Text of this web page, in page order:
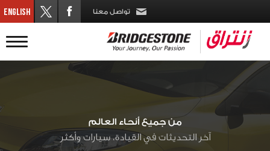
تواصل معنا
من جميع أنحاء العالم
آخر التحديثات في القيادة، سيارات وأكثر